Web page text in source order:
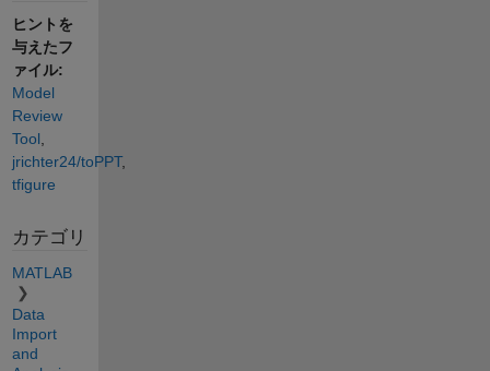
ヒントを
与えたフ
ァイル:
Model
Review
Tool
jrichter24/toPPT,
tfigure
カテゴリ
MATLAB
Data
Import
and